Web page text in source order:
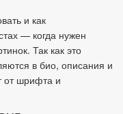
и как
— когда нужен
Так как это
в био, описания и
от шрифта и